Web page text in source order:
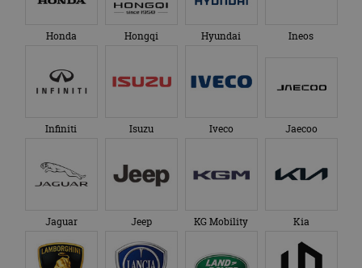
Honda Hongqi Hyundai Ineos
Infiniti Isuzu Iveco Jaecoo
Jaguar Jeep KG Mobility Kia